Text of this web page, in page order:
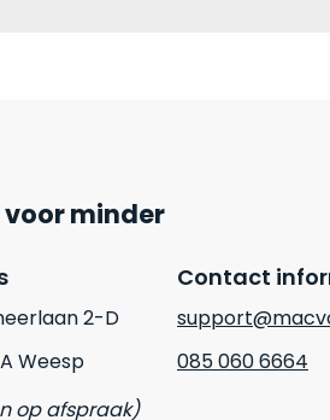
voor minder
2-D
Weesp
op afspraak)
Contact
085 060 6664